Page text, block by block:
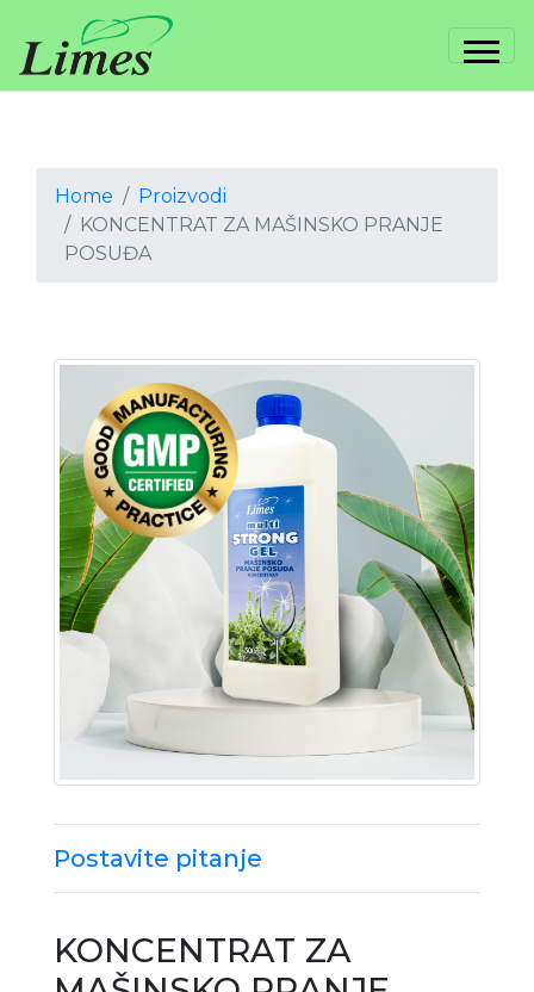
Home
Proizvodi
KONCENTRAT ZA MAŠINSKO PRANJE
POSUĐA
Postavite pitanje
KONCENTRAT ZA